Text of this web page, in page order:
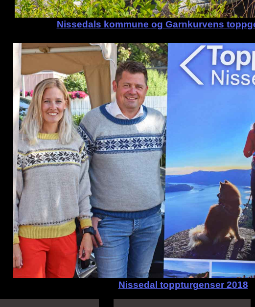
Nissedals kommune og Garnkurvens
Nissedal toppturgenser 2018